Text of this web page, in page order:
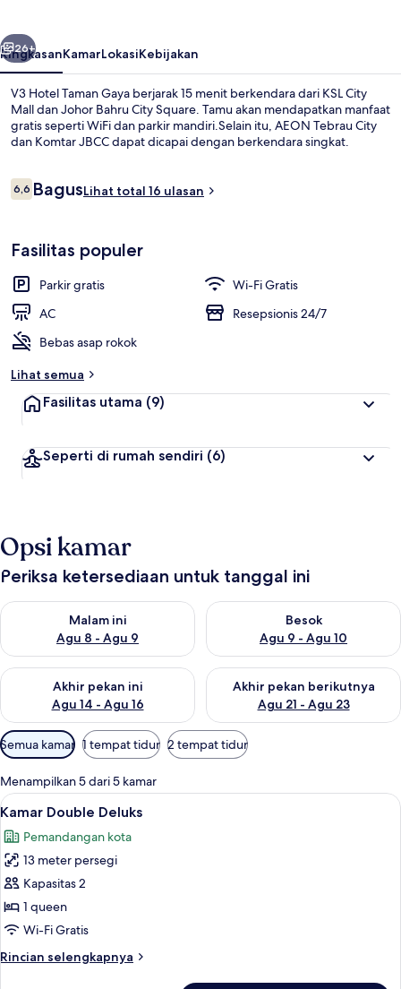
Berikutnya
26+
RingkasanKamarLokasiKebijakan
V3 Hotel Taman Gaya berjarak 15 menit berkendara dari KSL City
Mall dan Johor Bahru City Square. Tamu akan mendapatkan manfaat
gratis seperti WiFi dan parkir mandiri.Selain itu, AEON Tebrau City
dan Komtar JBCC dapat dicapai dengan berkendara singkat.
Ulasan
6,66,6 dari 10
BagusLihat total 16 ulasan
Fasilitas populer
Parkir gratis
Wi-Fi Gratis
AC
Resepsionis 24/7
Bebas asap rokok
Lihat semua
Fasilitas utama (9)
Seperti di rumah sendiri (6)
Opsi kamar
Periksa ketersediaan untuk tanggal ini
Malam ini
Agu 8 - Agu 9
Periksa ketersediaan untuk malam ini Agu 8 - Agu 9
Besok
Agu 9 - Agu 10
Periksa ketersediaan untuk
Akhir pekan ini
Agu 14 - Agu 16
Periksa ketersediaan untuk akhir pekan ini Agu 14 - Agu 16
Akhir pekan berikutnya
Agu 21 - Agu 23
Periksa ketersediaan untuk
Filter
tersedia
untuk
kamar
Semua kamar 1 tempat tidur 2 tempat tidur
Menampilkan 5 dari 5 kamar
Lihat
semua
foto
untuk
Kamar
Double
Deluks
Kamar Double Deluks | Meja kerja,
5
Kamar Double Deluks
Pemandangan kota
13 meter persegi
Kapasitas 2
1 queen
Wi-Fi Gratis
Rincian selengkapnya
Rincian